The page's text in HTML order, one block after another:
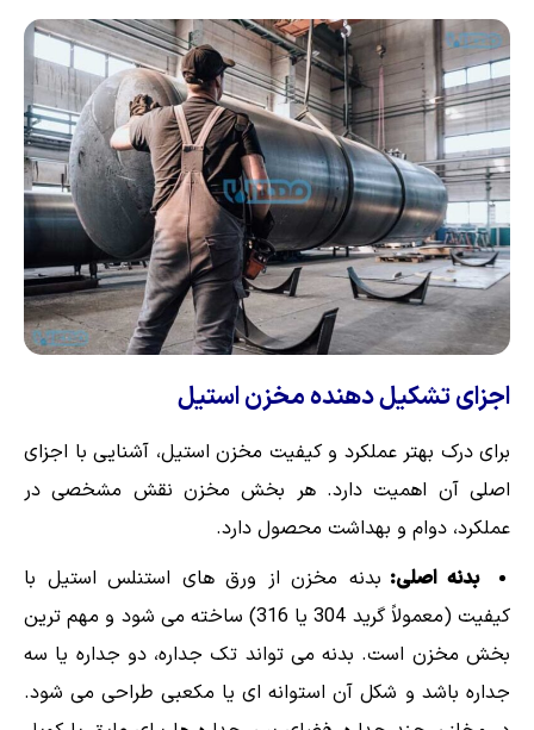
اجزای تشکیل دهنده مخزن استیل
برای درک بهتر عملکرد و کیفیت مخزن استیل، آشنایی با اجزای
اصلی آن اهمیت دارد. هر بخش مخزن نقش مشخصی در
عملکرد، دوام و بهداشت محصول دارد.
بدنه اصلی: بدنه مخزن از ورق های استنلس استیل با
کیفیت (معمولاً گرید 304 یا 316) ساخته می شود و مهم ترین
بخش مخزن است. بدنه می تواند تک جداره، دو جداره یا سه
جداره باشد و شکل آن استوانه ای یا مکعبی طراحی می شود.